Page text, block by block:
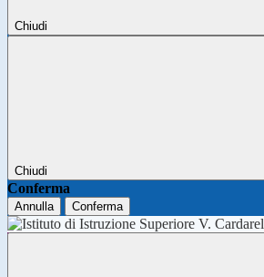
Chiudi
Chiudi
Conferma
Annulla Conferma